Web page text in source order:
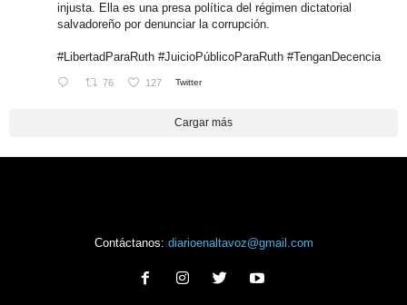
injusta. Ella es una presa política del régimen dictatorial
salvadoreño por denunciar la corrupción.
#LibertadParaRuth #JuicioPúblicoParaRuth #TenganDecencia
76 127 Twitter
Cargar más
Contáctanos: diarioenaltavoz@gmail.com